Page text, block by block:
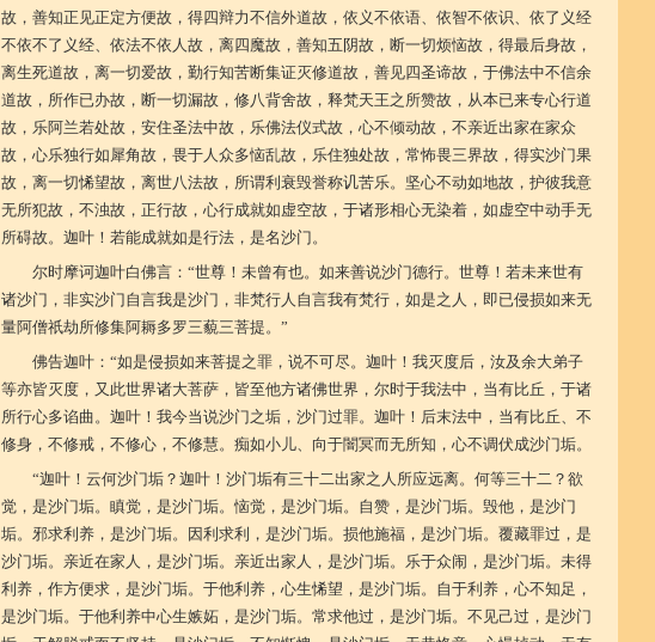
故，善知正见正定方便故，得四辩力不信外道故，依义不依语、依智不依识、依了义经
不依不了义经、依法不依人故，离四魔故，善知五阴故，断一切烦恼故，得最后身故，
离生死道故，离一切爱故，勤行知苦断集证灭修道故，善见四圣谛故，于佛法中不信余
道故，所作已办故，断一切漏故，修八背舍故，释梵天王之所赞故，从本已来专心行道
故，乐阿兰若处故，安住圣法中故，乐佛法仪式故，心不倾动故，不亲近出家在家众
故，心乐独行如犀角故，畏于人众多恼乱故，乐住独处故，常怖畏三界故，得实沙门果
故，离一切悕望故，离世八法故，所谓利衰毁誉称讥苦乐。坚心不动如地故，护彼我意
无所犯故，不浊故，正行故，心行成就如虚空故，于诸形相心无染着，如虚空中动手无
所碍故。迦叶！若能成就如是行法，是名沙门。
尔时摩诃迦叶白佛言：“世尊！未曾有也。如来善说沙门德行。世尊！若未来世有
诸沙门，非实沙门自言我是沙门，非梵行人自言我有梵行，如是之人，即已侵损如来无
量阿僧祇劫所修集阿耨多罗三藐三菩提。”
佛告迦叶：“如是侵损如来菩提之罪，说不可尽。迦叶！我灭度后，汝及余大弟子
等亦皆灭度，又此世界诸大菩萨，皆至他方诸佛世界，尔时于我法中，当有比丘，于诸
所行心多谄曲。迦叶！我今当说沙门之垢，沙门过罪。迦叶！后末法中，当有比丘、不
修身，不修戒，不修心，不修慧。痴如小儿、向于闇冥而无所知，心不调伏成沙门垢。
“迦叶！云何沙门垢？迦叶！沙门垢有三十二出家之人所应远离。何等三十二？欲
觉，是沙门垢。瞋觉，是沙门垢。恼觉，是沙门垢。自赞，是沙门垢。毁他，是沙门
垢。邪求利养，是沙门垢。因利求利，是沙门垢。损他施福，是沙门垢。覆藏罪过，是
沙门垢。亲近在家人，是沙门垢。亲近出家人，是沙门垢。乐于众闹，是沙门垢。未得
利养，作方便求，是沙门垢。于他利养，心生悕望，是沙门垢。自于利养，心不知足，
是沙门垢。于他利养中心生嫉妬，是沙门垢。常求他过，是沙门垢。不见己过，是沙门